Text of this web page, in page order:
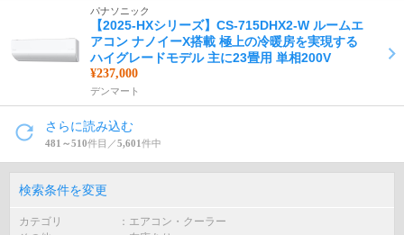
パナソニック
【2025-HXシリーズ】CS-715DHX2-W ルームエ
アコン ナノイーX搭載 極上の冷暖房を実現する
ハイグレードモデル 主に23畳用 単相200V
¥237,000
デンマート
さらに読み込む
481～510件目／5,601件中
検索条件を変更
カテゴリ
エアコン・クーラー